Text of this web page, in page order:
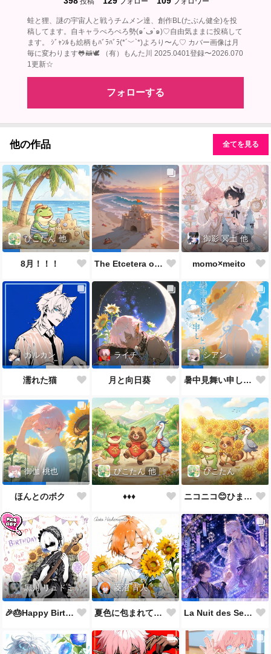
蛙と狸、謎の宇宙人と戦うチムメン達、創作BL(たぶん健全)を投
稿してます。自キャラぺろぺろ勢(๑´ڡ`๑)♡自由気ままに投稿して
ます。 ｼﾞｬﾝﾙも絵柄もﾊﾞﾗﾊﾞﾗ(*´﹀`*)よろり〜ん♡ カバー画像は月
毎に変わります🐸🦝🕊‎ （有）もんた川 2025.0401登録〜2026.070
1更新☆
フォローする
他の作品 全てを見る
ぴこたん 他
8月！！！ The Etcetera of the Sea and Crabs
御影 冥土 他
momo×meito
カルカン
濡れた猫
ライチ
月と向日葵
シアン
暑中見舞い申し上げます🌻
御伽 桃也
ほんとのボク
ぴこたん 他
♦️♦️♦️
ぴこたん
ニコニコ😊ひまわり🌻
黒川 リュドミーラ
🎉🎂Happy Birthday 🎂🎉
菱沼 青人
夏色に包まれて🌻✨ La Nuit des Sept Étoiles